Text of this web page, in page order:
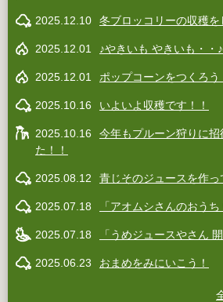
2025.12.10 冬ブロッコリーの収穫を
2025.12.01 ♪やきいも やきいも・・♪
2025.12.01 ポップコーンをつくろう
2025.10.16 いよいよ収穫です！！
2025.10.16
今年もプルーン狩りに
た！！
2025.08.12 青じそのジュースを作っ
2025.07.18 「アオムシさんのおうち
2025.07.18 「うめジュースやさん
2025.06.23 おまめをみにいこう！